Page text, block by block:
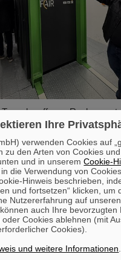
der offenen
sowie zwei
das
FAIR-Campus zu
erhielten sie die
und energieeffiziente
werfen und sich über die
Sachbeitrag für
Ihre
verwenden Cookies auf
zu den Arten von Cookies
und in unseremCookie-
die Verwendung von
Hinweis beschrieben,
und fortsetzen“ klicken, um
Nutzererfahrung auf
auch Ihre bevorzugten
Cookies ablehnen (mit
Cookies).
und weitere Informationen